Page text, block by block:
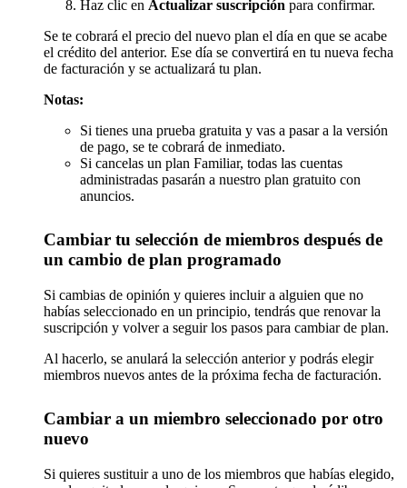
Haz clic en Actualizar suscripción para confirmar.
Se te cobrará el precio del nuevo plan el día en que se acabe
el crédito del anterior. Ese día se convertirá en tu nueva fecha
de facturación y se actualizará tu plan.
Notas:
Si tienes una prueba gratuita y vas a pasar a la versión
de pago, se te cobrará de inmediato.
Si cancelas un plan Familiar, todas las cuentas
administradas pasarán a nuestro plan gratuito con
anuncios.
Cambiar tu selección de miembros después de
un cambio de plan programado
Si cambias de opinión y quieres incluir a alguien que no
habías seleccionado en un principio, tendrás que renovar la
suscripción y volver a seguir los pasos para cambiar de plan.
Al hacerlo, se anulará la selección anterior y podrás elegir
miembros nuevos antes de la próxima fecha de facturación.
Cambiar a un miembro seleccionado por otro
nuevo
Si quieres sustituir a uno de los miembros que habías elegido,